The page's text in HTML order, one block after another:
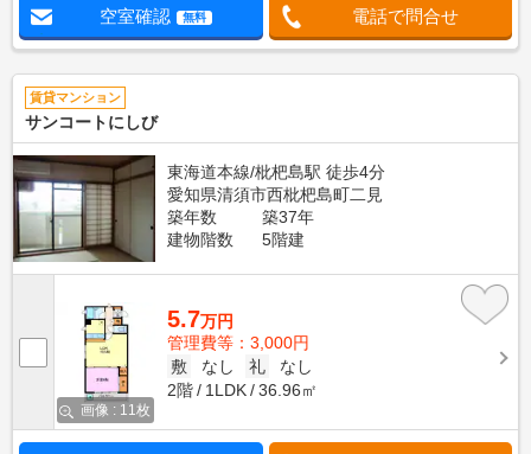
空室確認 無料 電話で問合せ
賃貸マンション
サンコートにしび
東海道本線/枇杷島駅 徒歩4分
愛知県清須市西枇杷島町二見
築年数
築37年
建物階数
5階建
画像 : 11枚
5.7万円
管理費等：3,000円
敷
なし 礼
なし
2階
1LDK 36.96㎡